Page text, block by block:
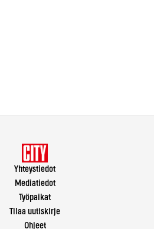
Yhteystiedot
Mediatiedot
Työpaikat
Tilaa uutiskirje
Ohjeet